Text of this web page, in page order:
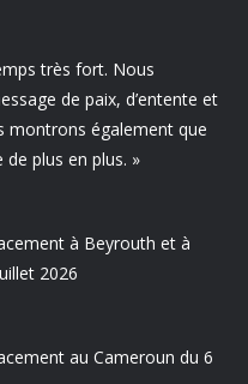
très fort. Nous
de paix, d’entente et
montrons également que
plus en plus. »
à Beyrouth et à
2026
au Cameroun du 6